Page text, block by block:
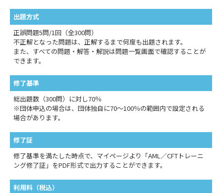
出題方式
正誤問題5問/1回（全300問）
不正解となった問題は、正解するまで何度も出題されます。
また、すべての問題・解答・解説は問題一覧画面で確認することが
できます。
修了基準
総出題数（300問）に対し70％
※団体申込の場合は、団体独自に70～100％の範囲内で設定される
場合があります。
修了証
修了基準を満たした時点で、マイページより「AML／CFTトレーニ
ング修了証」をPDF形式で出力することができます。
利用料（税込）